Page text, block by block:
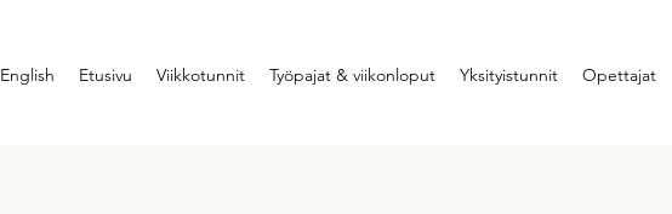
English Etusivu Viikkotunnit Työpajat & viikonloput Yksityistunnit Opettajat